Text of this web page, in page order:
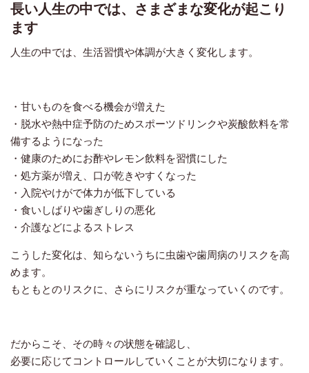
長い人生の中では、さまざまな変化が起こり
ます
人生の中では、生活習慣や体調が大きく変化します。
・甘いものを食べる機会が増えた
・脱水や熱中症予防のためスポーツドリンクや炭酸飲料を常
備するようになった
・健康のためにお酢やレモン飲料を習慣にした
・処方薬が増え、口が乾きやすくなった
・入院やけがで体力が低下している
・食いしばりや歯ぎしりの悪化
・介護などによるストレス
こうした変化は、知らないうちに虫歯や歯周病のリスクを高
めます。
もともとのリスクに、さらにリスクが重なっていくのです。
だからこそ、その時々の状態を確認し、
必要に応じてコントロールしていくことが大切になります。